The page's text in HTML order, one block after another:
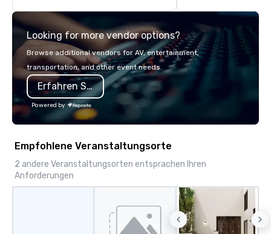
inspiration from the unique physical
landscape.
meetings and events,
breathtaking views of
Dallas.
Looking for more vendor options?
Browse additional vendors for AV, entertainment,
transportation, and other event needs.
Erfahren Sie mehr
Powered by
Empfohlene Veranstaltungsorte
2 andere Veranstaltungsorten entsprachen Ihren
Anforderungen